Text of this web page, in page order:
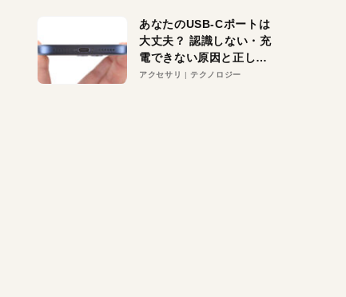
あなたのUSB-Cポートは
大丈夫？ 認識しない・充
電できない原因と正しい
対策
アクセサリ テクノロジー